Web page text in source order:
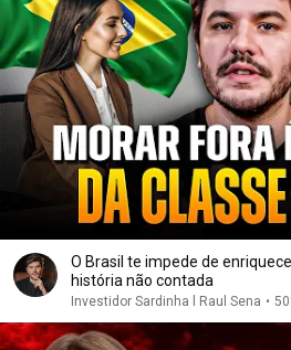
O Brasil te impede de
história não contada
Investidor Sardinha l Raul Sena •